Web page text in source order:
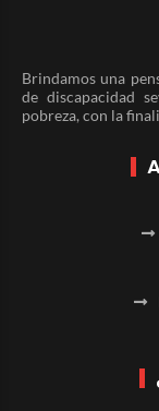
Brindamos una
de discapacidad
pobreza, con la